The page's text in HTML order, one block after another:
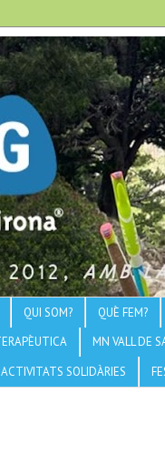
QUI SOM? QUÈ FEM?
MN VALL DE
ACTIVITATS SOLIDÀRIES